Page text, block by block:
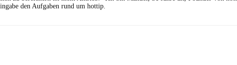
den Aufgaben rund um hottip.